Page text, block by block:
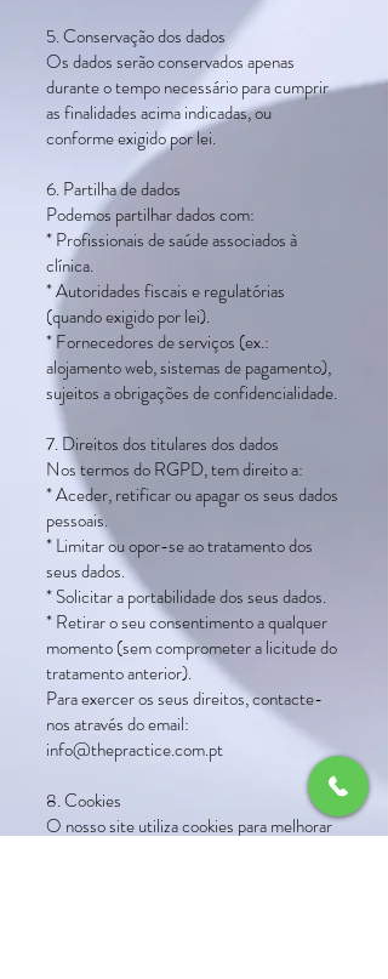
5. Conservação dos dados
Os dados serão conservados apenas
durante o tempo necessário para cumprir
as finalidades acima indicadas, ou
conforme exigido por lei.
6. Partilha de dados
Podemos partilhar dados com:
* Profissionais de saúde associados à
clínica.
* Autoridades fiscais e regulatórias
(quando exigido por lei).
* Fornecedores de serviços (ex.:
alojamento web, sistemas de pagamento),
sujeitos a obrigações de confidencialidade.
7. Direitos dos titulares dos dados
Nos termos do RGPD, tem direito a:
* Aceder, retificar ou apagar os seus dados
pessoais.
* Limitar ou opor-se ao tratamento dos
seus dados.
* Solicitar a portabilidade dos seus dados.
* Retirar o seu consentimento a qualquer
momento (sem comprometer a licitude do
tratamento anterior).
Para exercer os seus direitos, contacte-
nos através do email:
info@thepractice.com.pt
8. Cookies
O nosso site utiliza cookies para melhorar